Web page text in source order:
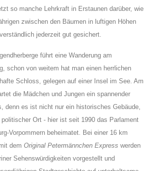
so manche Lehrkraft in Erstaunen darüber, wie
zwischen den Bäumen in luftigen Höhen
jederzeit gut gesichert.
führt eine Wanderung am
schon von weitem hat man einen herrlichen
Schloss, gelegen auf einer Insel im See. Am
die Mädchen und Jungen ein spannender
denn es ist nicht nur ein historisches Gebäude,
Ort - hier ist seit 1990 das Parlament
Vorpommern beheimatet. Bei einer 16 km
dem Original Petermännchen Express werden
Sehenswürdigkeiten vorgestellt und